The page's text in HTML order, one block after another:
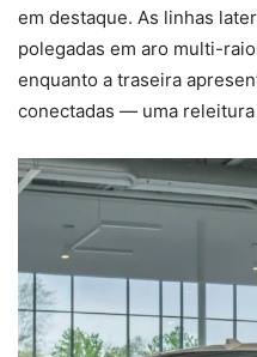
em destaque. As linhas
polegadas em aro multi-
enquanto a traseira
conectadas — uma